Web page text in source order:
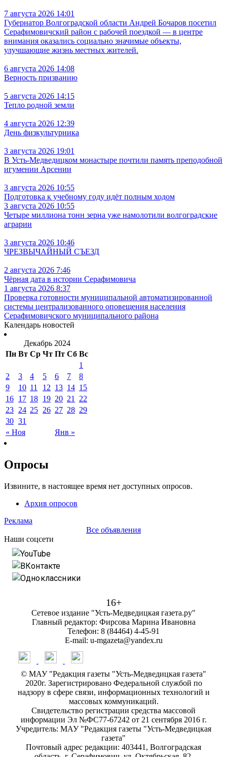
7 августа 2026 14:01
Губернатор Волгоградской области Андрей Бочаров посетил
Серафимовичский район с рабочей поездкой — в центре
внимания оказались социально значимые объекты,
улучшающие жизнь местных жителей.
6 августа 2026 14:08
Верность призванию
5 августа 2026 14:15
Тепло родной земли
4 августа 2026 12:39
День физкультурника
3 августа 2026 19:01
В Усть‑Медведицком монастыре почтили память преподобной
игумении Арсении
3 августа 2026 10:55
Подготовка к учебному году идёт полным ходом
3 августа 2026 10:55
Четыре миллиона тонн зерна уже намолотили волгоградские
аграрии
3 августа 2026 10:46
ЧРЕЗВЫЧАЙНЫЙ СЪЕЗД
2 августа 2026 7:46
Чёрная дата в истории Серафимовича
1 августа 2026 8:37
Проверка готовности муниципальной автоматизированной
системы централизованного оповещения населения
Серафимовичского муниципального района
Календарь новостей
Декабрь 2024
Пн Вт Ср Чт Пт Сб Вс
« Ноя Янв »
1
2
3 4 5 6 7
8
9
10 11 12 13 14 15
16 17 18 19 20 21
22
23 24 25 26 27 28 29
30 31
Опросы
Извините, в настоящее время нет доступных опросов.
Архив опросов
Реклама
Все объявления
Наши соцсети
YouTube
ВКонтакте
Одноклассники
16+
Сетевое издание "Усть-Медведицкая газета.ру"
Главный редактор: Фирсова Марина Ивановна
Телефон: 8 (84464) 4-45-91
E-mail: u-mgazeta@yandex.ru
© МАУ "Редакция газеты "Усть-Медведицкая газета"
2020г. Зарегистрировано Федеральной службой по
надзору в сфере связи, информационных технологий и
массовых коммуникаций.
Свидетельство регистрации средства массовой
информации Эл №ФС77-67242 от 21 сентября 2016 г.
Учредитель: МАУ "Редакция газеты "Усть-Медведицкая
газета"
Почтовый адрес редакции: 403441, Волгоградская